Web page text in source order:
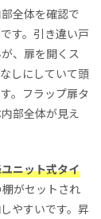
全体を確認で
す。引き違い戸
、扉を開くス
しにしていて頭
。フラップ扉タ
部全体が見え
ニット式タイ
がセットされ
やすいです。昇